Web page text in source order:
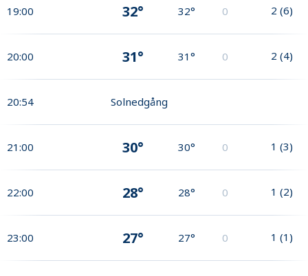
19:00 32° 32° 0 2 (6)
20:00 31° 31° 0 2 (4)
20:54 Solnedgång
21:00 30° 30° 0 1 (3)
22:00 28° 28° 0 1 (2)
23:00 27° 27° 0 1 (1)